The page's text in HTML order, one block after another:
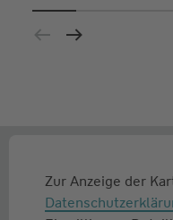
Zur Anzeige der